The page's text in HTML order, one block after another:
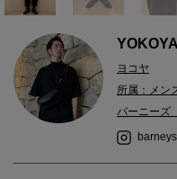
ヨコヤ
所属：メン
バーニーズ